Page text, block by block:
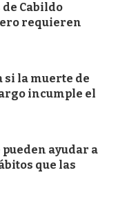
Cabildo
requieren
la muerte de
incumple el
ayudar a
que las